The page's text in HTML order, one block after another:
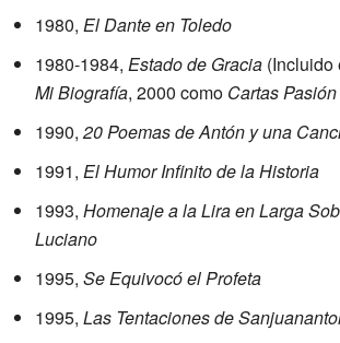
1980, El Dante en Toledo
1980-1984, Estado de Gracia
Mi Biografía, 2000 como Cartas
1990, 20 Poemas de Antón y una
1991, El Humor Infinito de la Historia
1993, Homenaje a la Lira en Larga
Luciano
1995, Se Equivocó el Profeta
1995, Las Tentaciones de